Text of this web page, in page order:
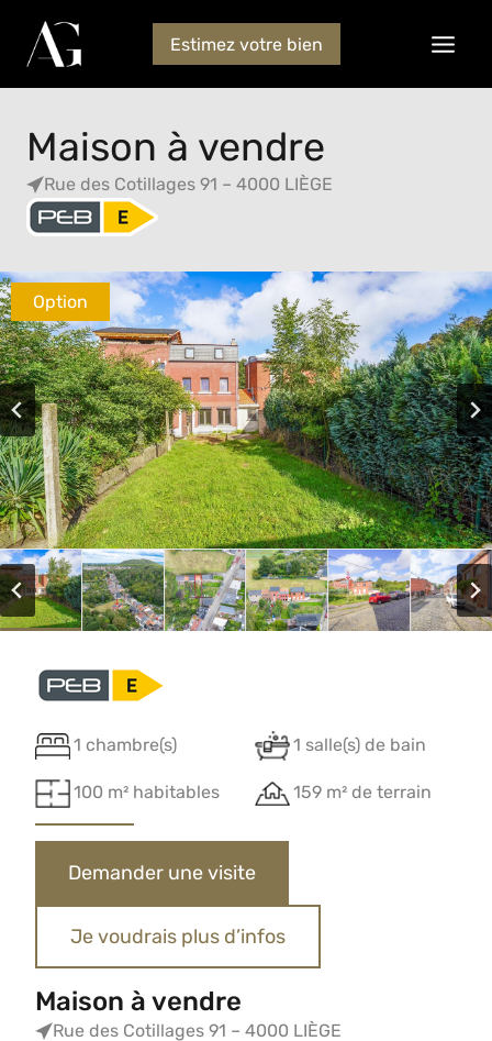
Estimez votre bien
Maison à vendre
Rue des Cotillages 91 – 4000 LIÈGE
Option
1 chambre(s) 1 salle(s) de bain
100 m² habitables 159 m² de terrain
Demander une visite
Je voudrais plus d’infos
Maison à vendre
Rue des Cotillages 91 – 4000 LIÈGE